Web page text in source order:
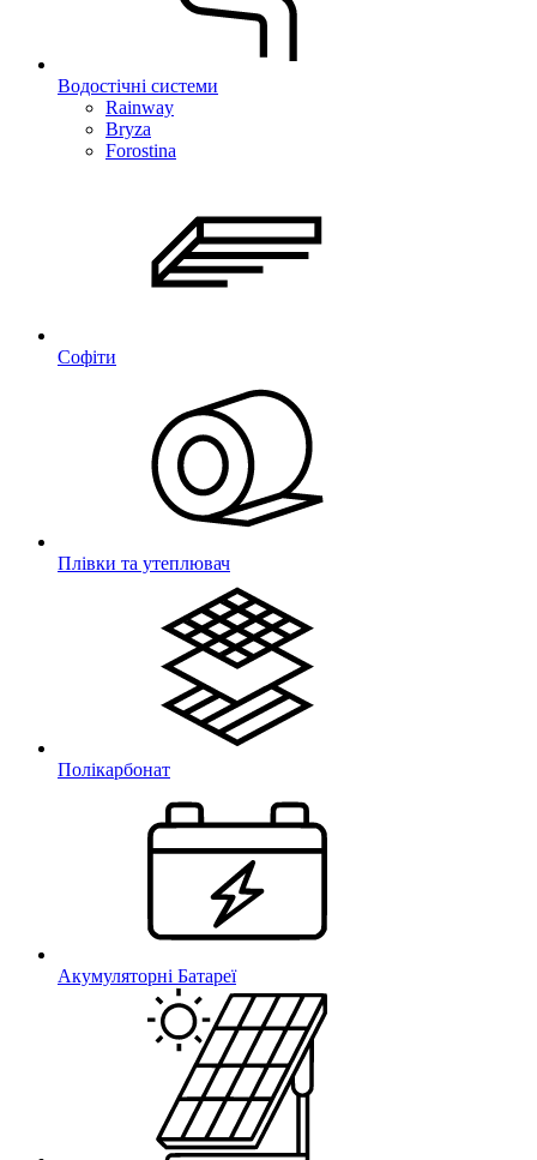
Водостічні системи
Rainway
Bryza
Forostina
Софіти
Плівки та утеплювач
Полікарбонат
Акумуляторні Батареї